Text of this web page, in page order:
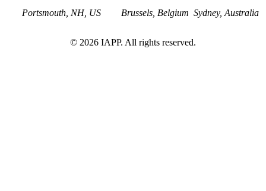
Portsmouth, NH, US
Brussels, Belgium Sydney, Australia
© 2026 IAPP. All rights reserved.